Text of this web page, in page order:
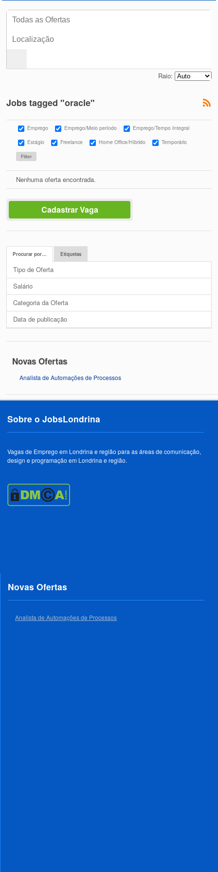
Raio:
Jobs tagged "oracle"
Emprego Emprego/Meio período
Emprego/Tempo Integral
Estágio
Freelance Home Office/Híbrido Temporário
Nenhuma oferta encontrada.
Cadastrar Vaga
Procurar por… Etiquetas
Tipo de Oferta
Salário
Categoria da Oferta
Data de publicação
Novas Ofertas
Analista de Automações de Processos
Sobre o JobsLondrina
Vagas de Emprego em Londrina e região para as áreas de comunicação,
design e programação em Londrina e região.
Novas Ofertas
Analista de Automações de Processos